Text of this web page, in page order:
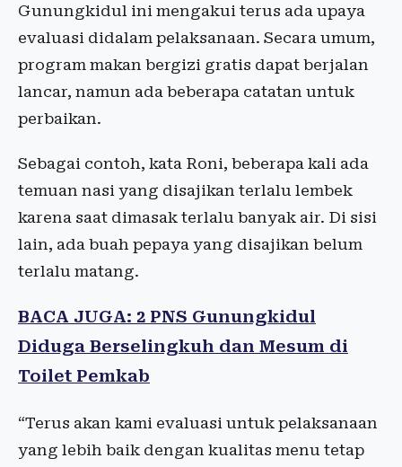
Gunungkidul ini mengakui terus ada upaya
evaluasi didalam pelaksanaan. Secara umum,
program makan bergizi gratis dapat berjalan
lancar, namun ada beberapa catatan untuk
perbaikan.
Sebagai contoh, kata Roni, beberapa kali ada
temuan nasi yang disajikan terlalu lembek
karena saat dimasak terlalu banyak air. Di sisi
lain, ada buah pepaya yang disajikan belum
terlalu matang.
BACA JUGA: 2 PNS Gunungkidul
Diduga Berselingkuh dan Mesum di
Toilet Pemkab
“Terus akan kami evaluasi untuk pelaksanaan
yang lebih baik dengan kualitas menu tetap